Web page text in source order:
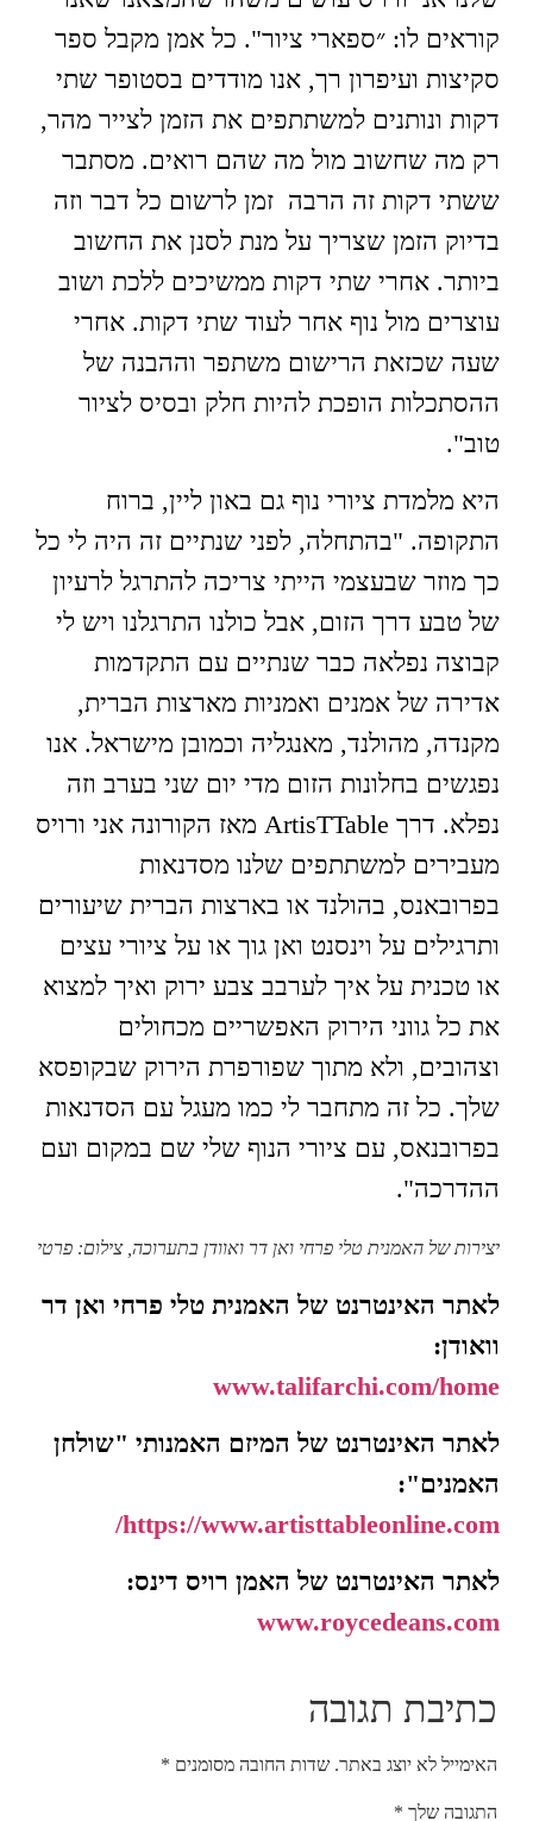
קוראים לו: ״ספארי ציור". כל אמן מקבל ספר
סקיצות ועיפרון רך, אנו מודדים בסטופר שתי
דקות ונותנים למשתתפים את הזמן לצייר מהר,
רק מה שחשוב מול מה שהם רואים. מסתבר
ששתי דקות זה הרבה זמן לרשום כל דבר וזה
בדיוק הזמן שצריך על מנת לסנן את החשוב
ביותר. אחרי שתי דקות ממשיכים ללכת ושוב
עוצרים מול נוף אחר לעוד שתי דקות. אחרי
שעה שכזאת הרישום משתפר וההבנה של
ההסתכלות הופכת להיות חלק ובסיס לציור
טוב".
היא מלמדת ציורי נוף גם באון ליין, ברוח
התקופה. "בהתחלה, לפני שנתיים זה היה לי כל
כך מוזר שבעצמי הייתי צריכה להתרגל לרעיון
של טבע דרך הזום, אבל כולנו התרגלנו ויש לי
קבוצה נפלאה כבר שנתיים עם התקדמות
אדירה של אמנים ואמניות מארצות הברית,
מקנדה, מהולנד, מאנגליה וכמובן מישראל. אנו
נפגשים בחלונות הזום מדי יום שני בערב וזה
נפלא. דרך ArtisTTable מאז הקורונה אני ורויס
מעבירים למשתתפים שלנו מסדנאות
בפרובאנס, בהולנד או בארצות הברית שיעורים
ותרגילים על וינסנט ואן גוך או על ציורי עצים
או טכנית על איך לערבב צבע ירוק ואיך למצוא
את כל גווני הירוק האפשריים מכחולים
וצהובים, ולא מתוך שפורפרת הירוק שבקופסא
שלך. כל זה מתחבר לי כמו מעגל עם הסדנאות
בפרובנאס, עם ציורי הנוף שלי שם במקום ועם
ההדרכה".
יצירות של האמנית טלי פרחי ואן דר ואוודן בתערוכה, צילום: פרטי
לאתר האינטרנט של האמנית טלי פרחי ואן דר
וואודן:
www.talifarchi.com/home
לאתר האינטרנט של המיזם האמנותי "שולחן
האמנים":
https://www.artisttableonline.com
/
לאתר האינטרנט של האמן רויס דינס:
www.roycedeans.com
כתיבת תגובה
האימייל לא יוצג באתר. שדות החובה מסומנים *
התגובה שלך *